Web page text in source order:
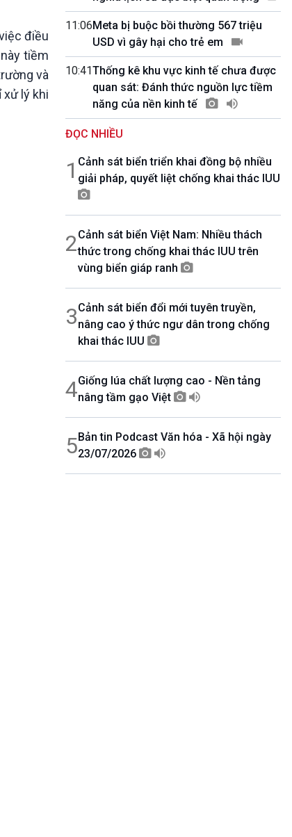
10 phút Sự kiện - Luận bàn
Câu chuyện thời sự
Dòng chảy sự kiện
Đối thoại
Diễn đàn chủ nhật
Chuyện đêm
điều
tiềm
và
xử lý khi
11:06Meta bị buộc bồi thường 567 triệu
USD vì gây hại cho trẻ em
10:41Thống kê khu vực kinh tế chưa được
quan sát: Đánh thức nguồn lực tiềm
năng của nền kinh tế
ĐỌC NHIỀU
1 Cảnh sát biển triển khai đồng bộ nhiều
giải pháp, quyết liệt chống khai thác IUU
2Cảnh sát biển Việt Nam: Nhiều thách
thức trong chống khai thác IUU trên
vùng biển giáp ranh
3Cảnh sát biển đổi mới tuyên truyền,
nâng cao ý thức ngư dân trong chống
khai thác IUU
4Giống lúa chất lượng cao - Nền tảng
nâng tầm gạo Việt
5Bản tin Podcast Văn hóa - Xã hội ngày
23/07/2026